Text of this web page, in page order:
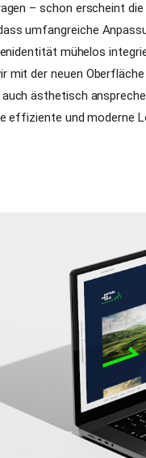
– schon erscheint
umfangreiche
mühelos
mit der neuen
ästhetisch
effiziente und moderne